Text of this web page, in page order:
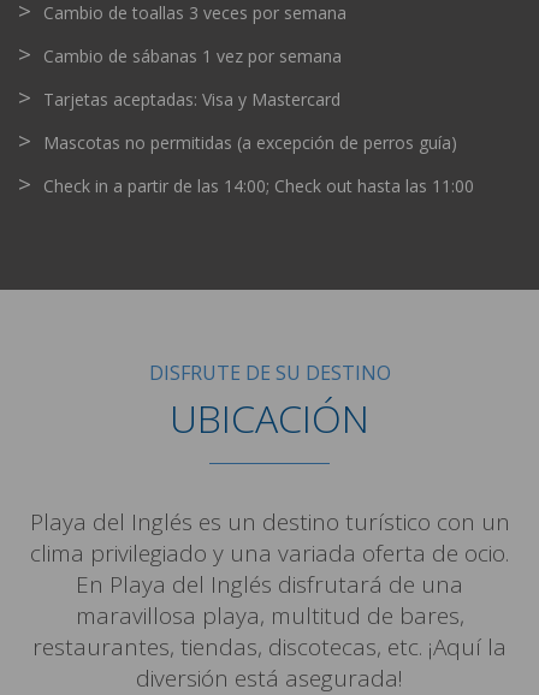
Cambio de toallas 3 veces por semana
Cambio de sábanas 1 vez por semana
Tarjetas aceptadas: Visa y Mastercard
Mascotas no permitidas (a excepción de perros guía)
Check in a partir de las 14:00; Check out hasta las 11:00
DISFRUTE DE SU DESTINO
UBICACIÓN
Playa del Inglés es un destino turístico con un
clima privilegiado y una variada oferta de ocio.
En Playa del Inglés disfrutará de una
maravillosa playa, multitud de bares,
restaurantes, tiendas, discotecas, etc. ¡Aquí la
diversión está asegurada!